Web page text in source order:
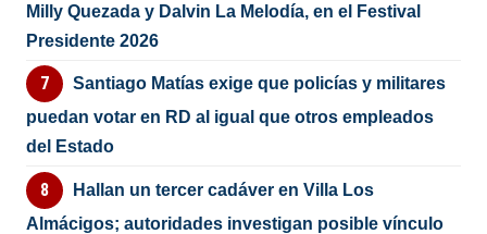
Milly Quezada y Dalvin La Melodía, en el Festival
Presidente 2026
Santiago Matías exige que policías y militares
puedan votar en RD al igual que otros empleados
del Estado
Hallan un tercer cadáver en Villa Los
Almácigos; autoridades investigan posible vínculo